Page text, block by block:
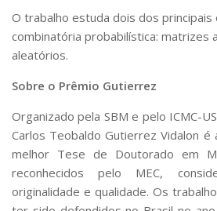
O trabalho estuda dois dos
combinatória probabilística: matrizes
aleatórios.
Sobre o Prêmio Gutierrez
Organizado pela SBM e pelo ICMC-
Carlos Teobaldo Gutierrez Vidalon é
melhor Tese de Doutorado em
reconhecidos pelo MEC,
originalidade e qualidade. Os